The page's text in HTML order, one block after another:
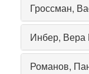
Гроссман,
Инбер, Вера
Романов,